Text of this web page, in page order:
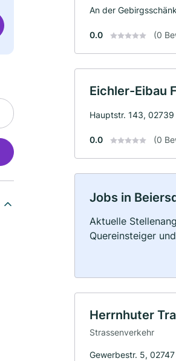
An der
0.0 (0
Eichler-Eibau
Hauptstr. 143, 02739
0.0 (0
Jobs in
Aktuelle
Quereinsteiger
Herrnhuter
Strassenverkehr
Gewerbestr. 5,